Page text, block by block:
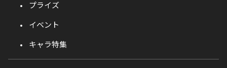
プライズ
イベント
キャラ特集